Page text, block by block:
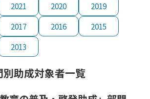
2021 2020
2019
2017 2016
2015
2013
助成対象者一覧